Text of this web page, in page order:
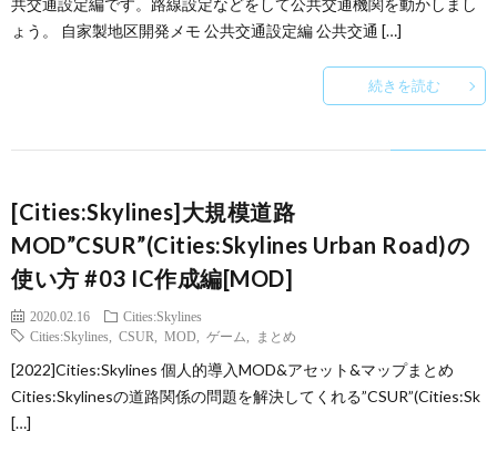
共交通設定編です。路線設定などをして公共交通機関を動かしまし
ょう。 自家製地区開発メモ 公共交通設定編 公共交通 […]
続きを読む
[Cities:Skylines]大規模道路
MOD”CSUR”(Cities:Skylines Urban Road)の
使い方 #03 IC作成編[MOD]
2020.02.16
Cities:Skylines
Cities:Skylines
CSUR MOD ゲーム まとめ
[2022]Cities:Skylines 個人的導入MOD&アセット&マップまとめ
Cities:Skylinesの道路関係の問題を解決してくれる”CSUR”(Cities:Sk
[…]